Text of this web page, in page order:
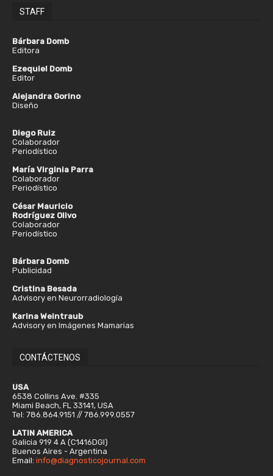
STAFF
Bárbara Domb
Editora
Ezequiel Domb
Editor
Alejandra Gorino
Diseño
Diego Ruiz
Colaborador
Periodístico
María Virginia Parra
Colaborador
Periodístico
César Mauricio
Rodríguez Olivo
Colaborador
Periodístico
Bárbara Domb
Publicidad
Cristina Besada
Advisory en Neurorradiología
Karina Weintraub
Advisory en Imágenes Mamarias
CONTÁCTENOS
USA
6538 Collins Ave. #335
Miami Beach, FL 33141, USA
Tel: 786.864.9151 // 786.999.0557
LATIN AMERICA
Galicia 919 4 A (C1416DGI)
Buenos Aires - Argentina
Email: info@diagnosticojournal.com